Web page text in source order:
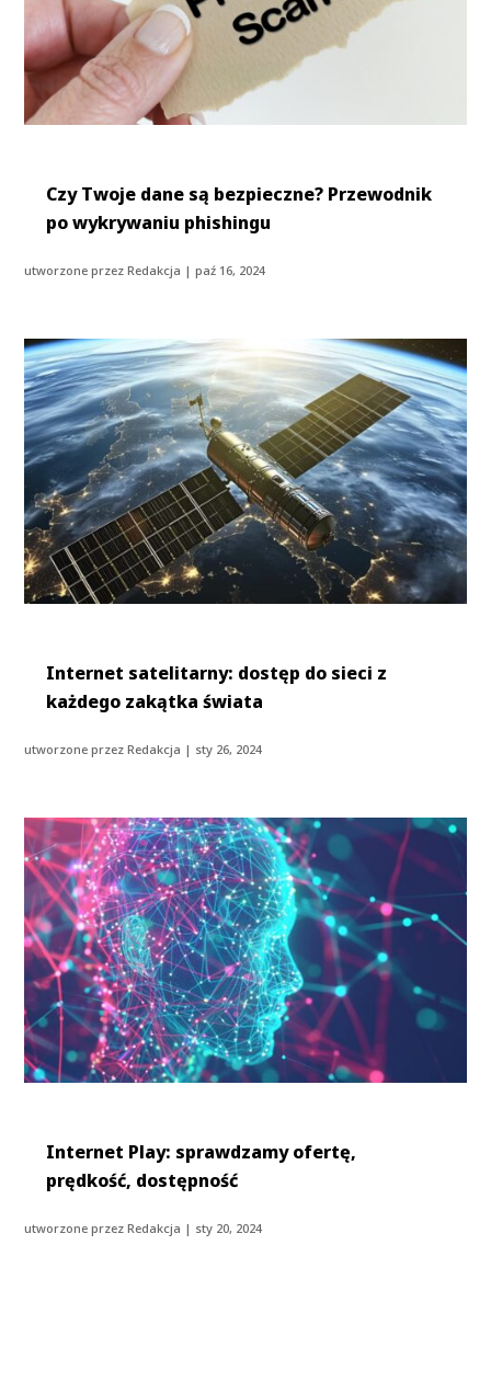
Czy Twoje dane są bezpieczne? Przewodnik
po wykrywaniu phishingu
utworzone przezRedakcja |paź 16, 2024
Internet satelitarny: dostęp do sieci z
każdego zakątka świata
utworzone przezRedakcja | sty 26, 2024
Internet Play: sprawdzamy ofertę,
prędkość, dostępność
utworzone przezRedakcja | sty 20, 2024